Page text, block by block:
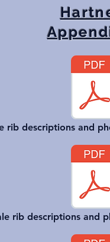
rib descriptions and
rib descriptions and